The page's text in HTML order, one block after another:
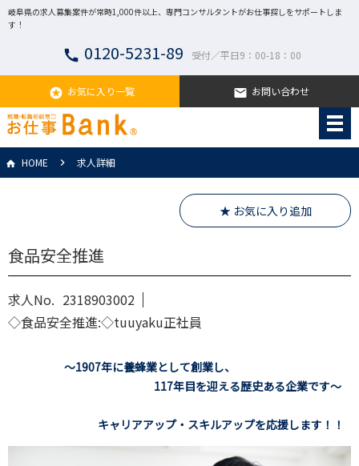
岐阜県の求人募集案件が常時1,000件以上、専門コンサルタントがお仕事探しをサポートしま
す！
call 0120-5231-89 受付／平日9：00-18：00
stars お気に入り一覧 email お問い合わせ
HOME 求人詳細
★ お気に入り追加
食品安全推進
求人No. 2318903002
◇食品安全推進:◇tuuyaku正社員
～1907年に養蜂業として創業し、
117年目を迎える歴史ある企業です～
キャリアアップ・スキルアップを応援します！！